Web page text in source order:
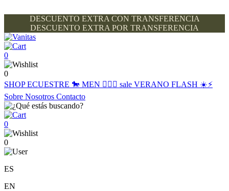
DESCUENTO EXTRA CON TRANSFERENCIA
DESCUENTO EXTRA POR TRANSFERENCIA
0
0
SHOPECUESTRE 🐎 MEN 🙋🏽‍♂️ sale VERANO FLASH ☀️⚡️
Sobre Nosotros Contacto
0
0
ES
EN